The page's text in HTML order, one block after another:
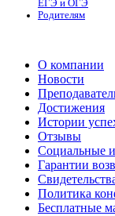
ЕГЭ и ОГЭ
Родителям
О компании
Новости
Достижения
Истории
Отзывы
Социальные
Гарантии
Политика
Бесплатные